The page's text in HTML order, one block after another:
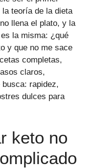
la teoría de la dieta
llena el plato, y la
la misma: ¿qué
y que no me sace
completas,
claros,
rapidez,
dulces para
keto no